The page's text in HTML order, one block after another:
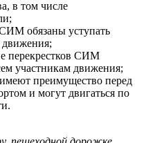
в том числе
обязаны уступать
движения;
перекрестков СИМ
участникам движения;
преимущество перед
и могут двигаться по